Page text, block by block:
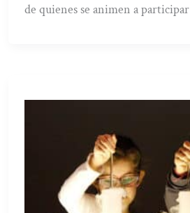
de quienes se animen a participar